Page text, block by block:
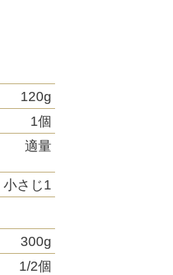
120g
1個
適量
小さじ1
300g
1/2個